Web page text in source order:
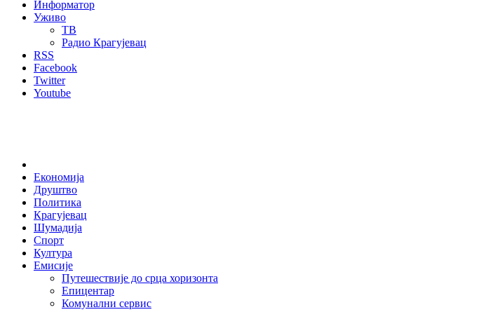
Информатор
Уживо
ТВ
Радио Крагујевац
RSS
Facebook
Twitter
Youtube
Економија
Друштво
Политика
Крагујевац
Шумадија
Спорт
Култура
Емисије
Путешествије до срца хоризонта
Епицентар
Комунални сервис